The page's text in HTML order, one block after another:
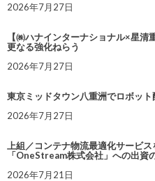
2026年7月27日
【㈱ハナインターナショナル×星
更なる強化ねらう
2026年7月27日
東京ミッドタウン八重洲でロボッ
2026年7月27日
上組／コンテナ物流最適化サービ
「OneStream株式会社」への出資
2026年7月21日